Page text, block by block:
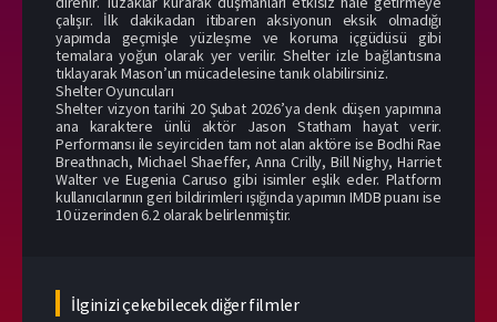
çalışır. İlk dakikadan itibaren aksiyonun eksik olmadığı
yapımda geçmişle yüzleşme ve koruma içgüdüsü gibi
temalara yoğun olarak yer verilir. Shelter izle bağlantısına
tıklayarak Mason’un mücadelesine tanık olabilirsiniz.
Shelter Oyuncuları
Shelter vizyon tarihi 20 Şubat 2026’ya denk düşen yapımına
ana karaktere ünlü aktör Jason Statham hayat verir.
Performansı ile seyirciden tam not alan aktöre ise Bodhi Rae
Breathnach, Michael Shaeffer, Anna Crilly, Bill Nighy, Harriet
Walter ve Eugenia Caruso gibi isimler eşlik eder. Platform
kullanıcılarının geri bildirimleri ışığında yapımın IMDB puanı ise
10 üzerinden 6.2 olarak belirlenmiştir.
İlginizi çekebilecek diğer filmler